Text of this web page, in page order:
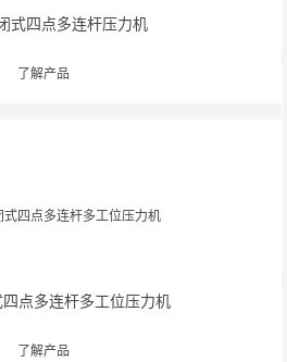
式四点多连杆压力机
了解产品
点多连杆多工位压力机
了解产品